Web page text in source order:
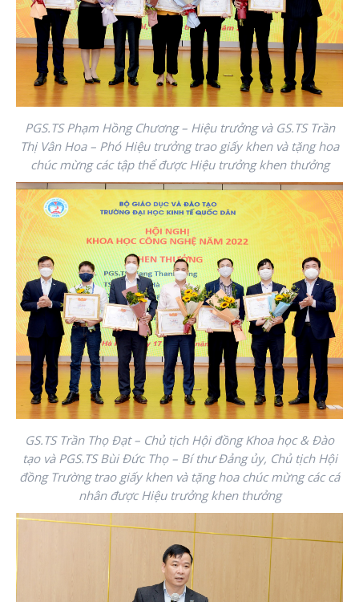
PGS.TS Phạm Hồng Chương – Hiệu trưởng và GS.TS Trần
Thị Vân Hoa – Phó Hiệu trưởng trao giấy khen và tặng hoa
chúc mừng các tập thể được Hiệu trưởng khen thưởng
GS.TS Trần Thọ Đạt – Chủ tịch Hội đồng Khoa học & Đào
tạo và PGS.TS Bùi Đức Thọ – Bí thư Đảng ủy, Chủ tịch Hội
đồng Trường trao giấy khen và tặng hoa chúc mừng các cá
nhân được Hiệu trưởng khen thưởng